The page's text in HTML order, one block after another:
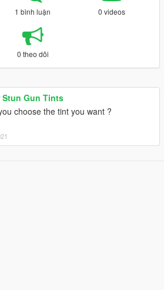
1 bình luận 0 videos
0 theo dõi
Stun Gun Tints
choose the tint you want ?